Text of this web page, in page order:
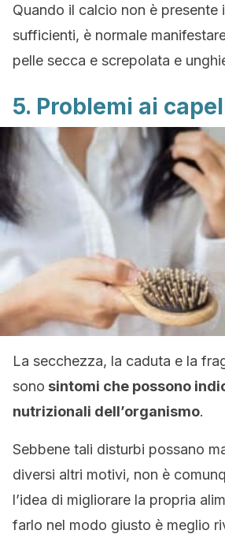
Quando il calcio non è presente
sufficienti, è normale
pelle secca e screpolata e
5. Problemi ai
La secchezza, la caduta e la
sono sintomi che possono
nutrizionali dell’organismo.
Sebbene tali disturbi possano
diversi altri motivi, non è
l’idea di migliorare la propria
farlo nel modo giusto è meglio